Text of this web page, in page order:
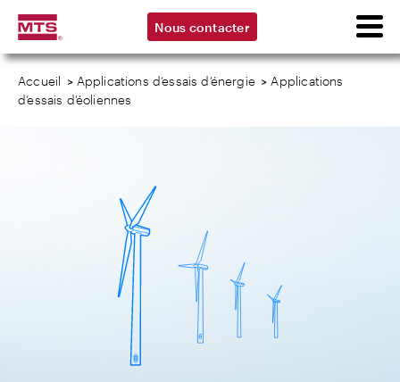
Nous contacter
Accueil > Applications d’essais d’énergie > Applications
d’essais d’éoliennes